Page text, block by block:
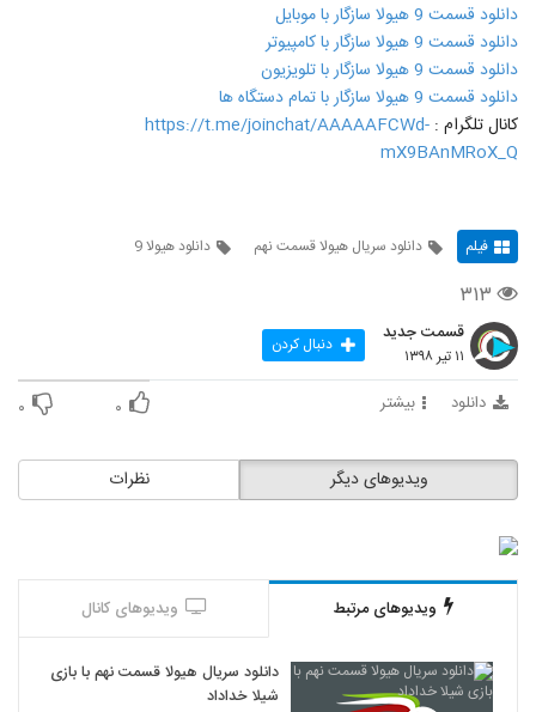
دانلود قسمت 9 هیولا سازگار با موبایل
دانلود قسمت 9 هیولا سازگار با کامپیوتر
دانلود قسمت 9 هیولا سازگار با تلویزیون
دانلود قسمت 9 هیولا سازگار با تمام دستگاه ها
کانال تلگرام : https://t.me/joinchat/AAAAAFCWd-
mX9BAnMRoX_Q
فیلم دانلود سریال هیولا قسمت نهم دانلود هیولا 9
۳۱۳
قسمت جدید
۱۱ تیر ۱۳۹۸ دنبال کردن
دانلود بیشتر ۰ ۰
نظرات ویدیوهای دیگر
ویدیوهای مرتبط ویدیوهای کانال
دانلود سریال هیولا قسمت نهم با بازی
شیلا خداداد